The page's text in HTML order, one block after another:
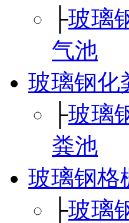
├玻璃
气池
玻璃钢化
├玻璃
粪池
玻璃钢格
├玻璃